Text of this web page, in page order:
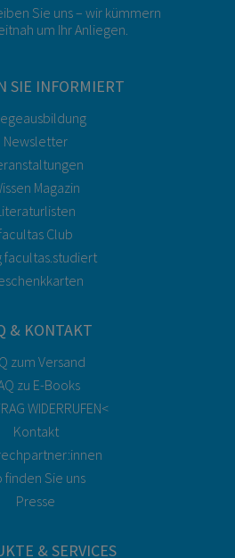
Sie uns – wir kümmern
um Ihr Anliegen.
SIE INFORMIERT
Newsletter
Magazin
Club
facultas.studiert
& KONTAKT
zum Versand
zu E-Books
WIDERRUFEN<
Kontakt
finden Sie uns
Presse
& SERVICES